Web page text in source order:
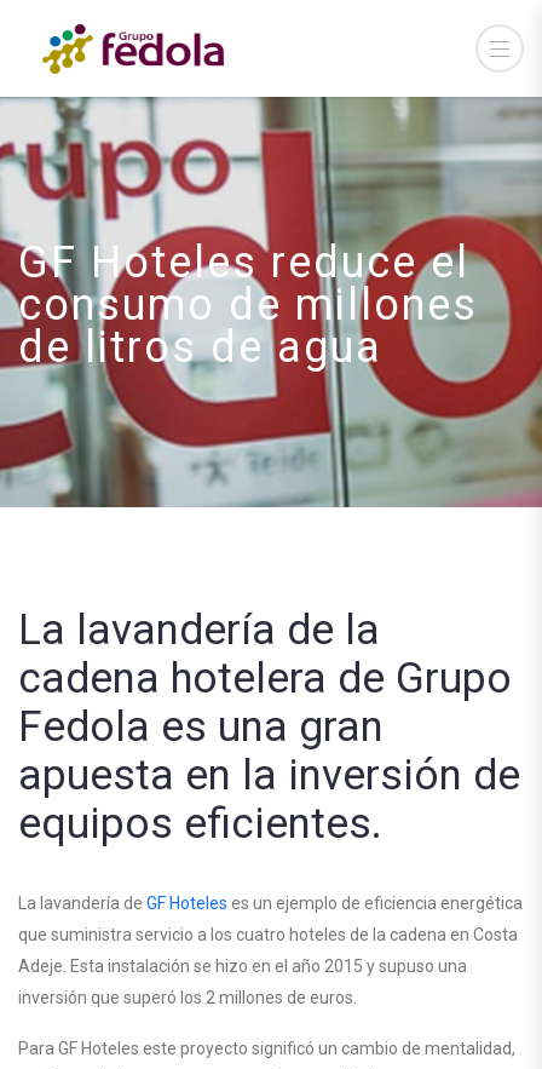
GF Hoteles reduce el
consumo de millones
de litros de agua
La lavandería de la
cadena hotelera de Grupo
Fedola es una gran
apuesta en la inversión de
equipos eficientes.
La lavandería de GF Hoteles es un ejemplo de eficiencia energética
que suministra servicio a los cuatro hoteles de la cadena en Costa
Adeje. Esta instalación se hizo en el año 2015 y supuso una
inversión que superó los 2 millones de euros.
Para GF Hoteles este proyecto significó un cambio de mentalidad,